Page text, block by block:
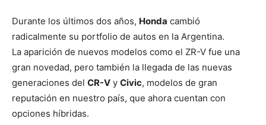
Durante los últimos dos años, Honda cambió
radicalmente su portfolio de autos en la Argentina.
La aparición de nuevos modelos como el ZR-V fue una
gran novedad, pero también la llegada de las nuevas
generaciones del CR-V y Civic, modelos de gran
reputación en nuestro país, que ahora cuentan con
opciones híbridas.